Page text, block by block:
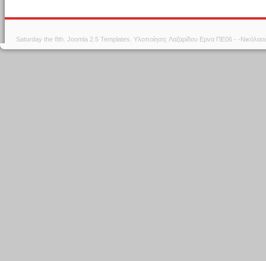
Saturday the 8th.Joomla 2.5 Templates . Υλοποίηση: Λαζαρίδου Ερνα ΠΕ06 - -